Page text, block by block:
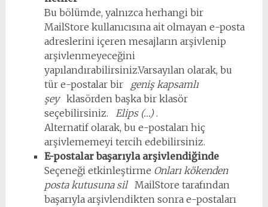
Bu bölümde, yalnızca herhangi bir
MailStore kullanıcısına ait olmayan e-posta
adreslerini içeren mesajların arşivlenip
arşivlenmeyeceğini
yapılandırabilirsiniz.Varsayılan olarak, bu
tür e-postalar bir geniş kapsamlı
şeyklasörden başka bir klasör
seçebilirsiniz. Elips (…).
Alternatif olarak, bu e-postaları hiç
arşivlememeyi tercih edebilirsiniz.
E-postalar başarıyla arşivlendiğinde
Seçeneği etkinleştirme Onları kökenden
posta kutusuna silMailStore tarafından
başarıyla arşivlendikten sonra e-postaları